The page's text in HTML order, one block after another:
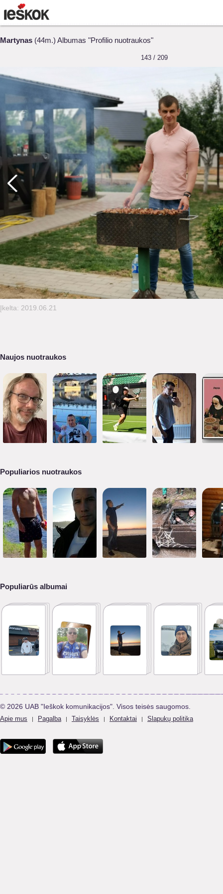
Martynas (44m.) Albumas "Profilio nuotraukos"
143 / 209
Įkelta: 2019.06.21
Naujos nuotraukos
Populiarios nuotraukos
Populiarūs albumai
© 2026 UAB "Ieškok komunikacijos". Visos teisės saugomos.
Apie mus | Pagalba | Taisyklės | Kontaktai | Slapukų politika